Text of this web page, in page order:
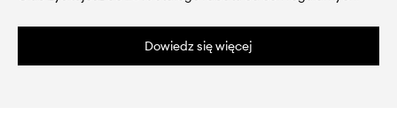
Dowiedz się więcej